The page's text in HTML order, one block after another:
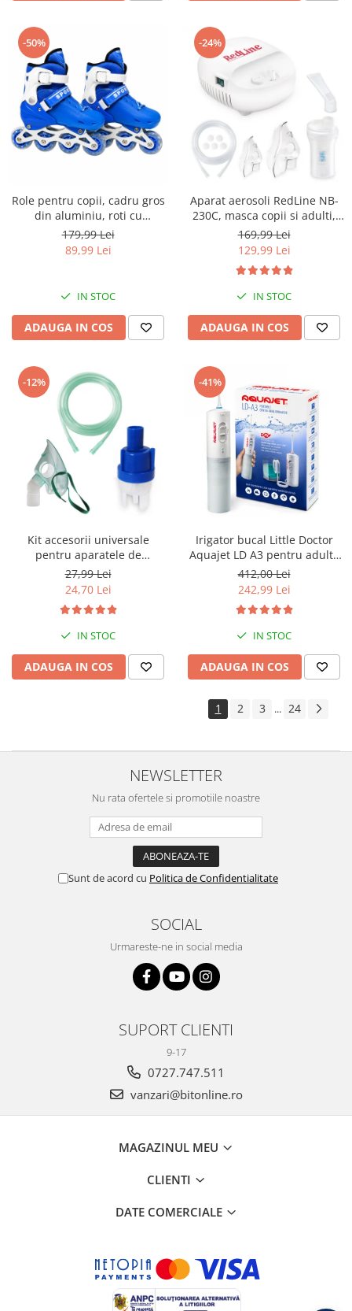
-50%
Role pentru copii, cadru gros
din aluminiu, roti cu
elasticitate ridicata si
rezistenta la uzura, marime
reglabila 30-34, sisteme
Albastru
179,99 Lei
89,99 Lei
IN STOC
ADAUGA IN COS
-24%
Aparat aerosoli RedLine NB-
230C, masca copii si adulti,
particule 3 microni,
nebulizator inhalator cu
compresor
169,99 Lei
129,99 Lei
IN STOC
ADAUGA IN COS
-12%
Kit accesorii universale
pentru aparatele de
nebulizare cu compresor
RedLine RDA007, masca
medie rotativa, furtun 2m si
kit de nebulizare
27,99 Lei
24,70 Lei
IN STOC
ADAUGA IN COS
-41%
Irigator bucal Little Doctor
Aquajet LD A3 pentru adulti,
profesional, 1500
impulsuri/min, 2 duze, alb
412,00 Lei
242,99 Lei
IN STOC
ADAUGA IN COS
1 2 3 ... 24
NEWSLETTER
Nu rata ofertele si promotiile noastre
Sunt de acord cu Politica de Confidentialitate
SOCIAL
Urmareste-ne in social media
SUPORT CLIENTI
9-17
0727.747.511
vanzari@bitonline.ro
MAGAZINUL MEU
CLIENTI
DATE COMERCIALE